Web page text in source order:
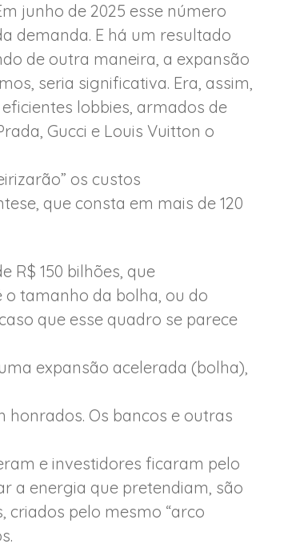
junho de 2025 esse número
demanda. E há um resultado
de outra maneira, a expansão
seria significativa. Era, assim,
lobbies, armados de
Gucci e Louis Vuitton o
os custos
que consta em mais de 120
R$ 150 bilhões, que
o tamanho da bolha, ou do
que esse quadro se parece
expansão acelerada (bolha),
honrados. Os bancos e outras
e investidores ficaram pelo
a energia que pretendiam, são
criados pelo mesmo “arco